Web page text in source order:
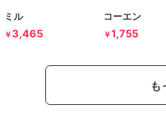
ミル
￥3,465
コーエン
￥1,755
も